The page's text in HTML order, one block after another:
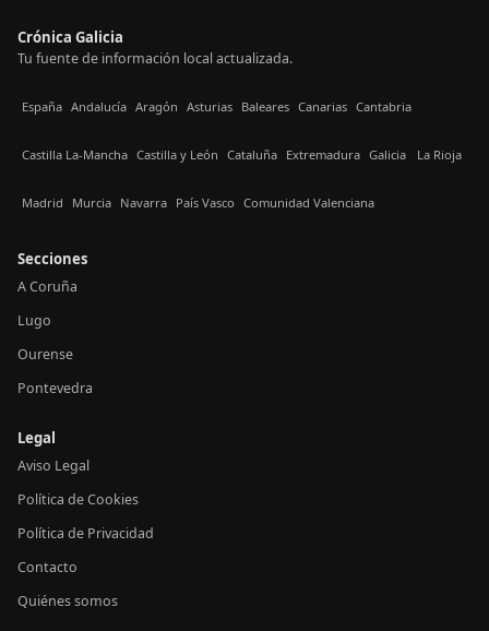
Crónica Galicia
Tu fuente de información local actualizada.
España Andalucía Aragón Asturias Baleares Canarias Cantabria
Castilla La-Mancha Castilla y León Cataluña Extremadura Galicia La Rioja
Madrid Murcia Navarra País Vasco Comunidad Valenciana
Secciones
A Coruña
Lugo
Ourense
Pontevedra
Legal
Aviso Legal
Política de Cookies
Política de Privacidad
Contacto
Quiénes somos